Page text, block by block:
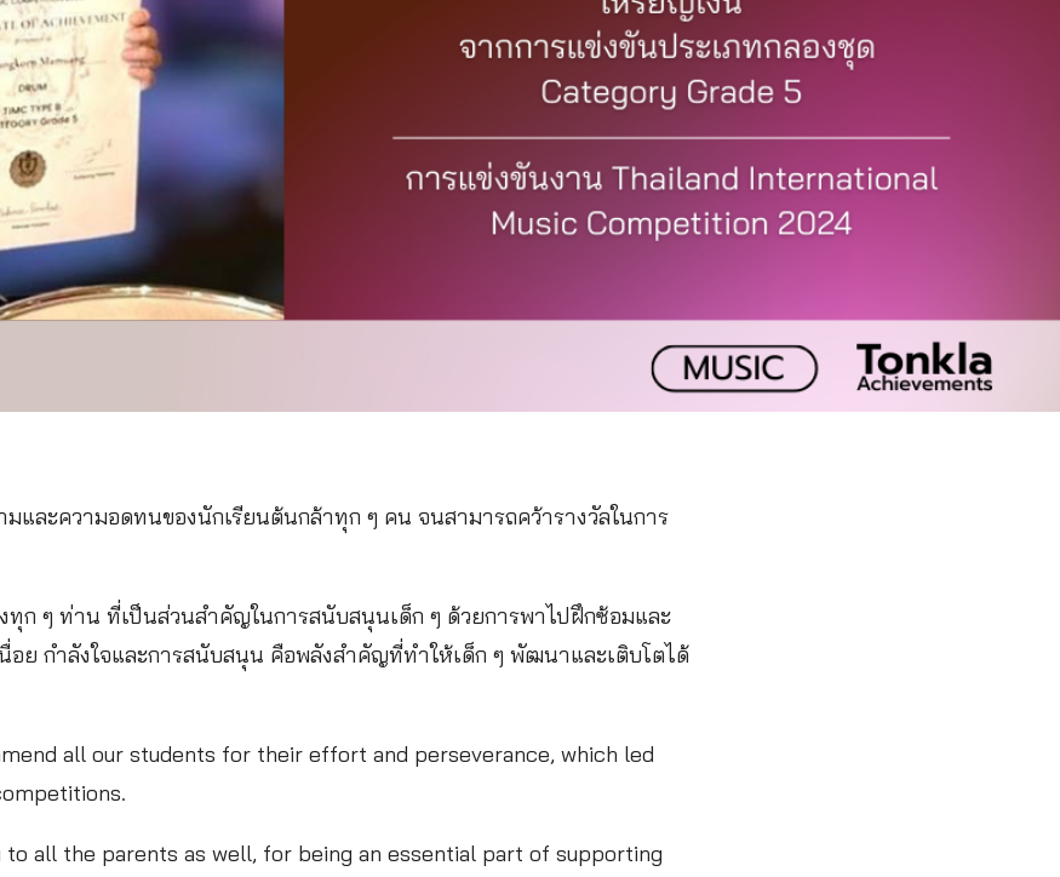
และความอดทนของนักเรียนต้นกล้าทุก ๆ คน จนสามารถคว้ารางวัลในการ
ก ๆ ท่าน ที่เป็นส่วนสำคัญในการสนับสนุนเด็ก ๆ ด้วยการพาไปฝึกซ้อมและ
อย กำลังใจและการสนับสนุน คือพลังสำคัญที่ทำให้เด็ก ๆ พัฒนาและเติบโตได้
all our students for their effort and perseverance, which led
all the parents as well, for being an essential part of supporting